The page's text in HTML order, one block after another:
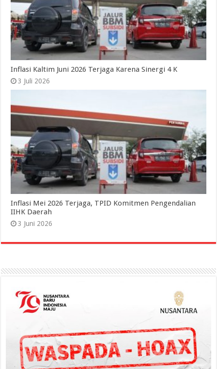
Inflasi Kaltim Juni 2026 Terjaga Karena Sinergi 4 K
3 Juli 2026
Inflasi Mei 2026 Terjaga, TPID Komitmen Pengendalian
IIHK Daerah
3 Juni 2026